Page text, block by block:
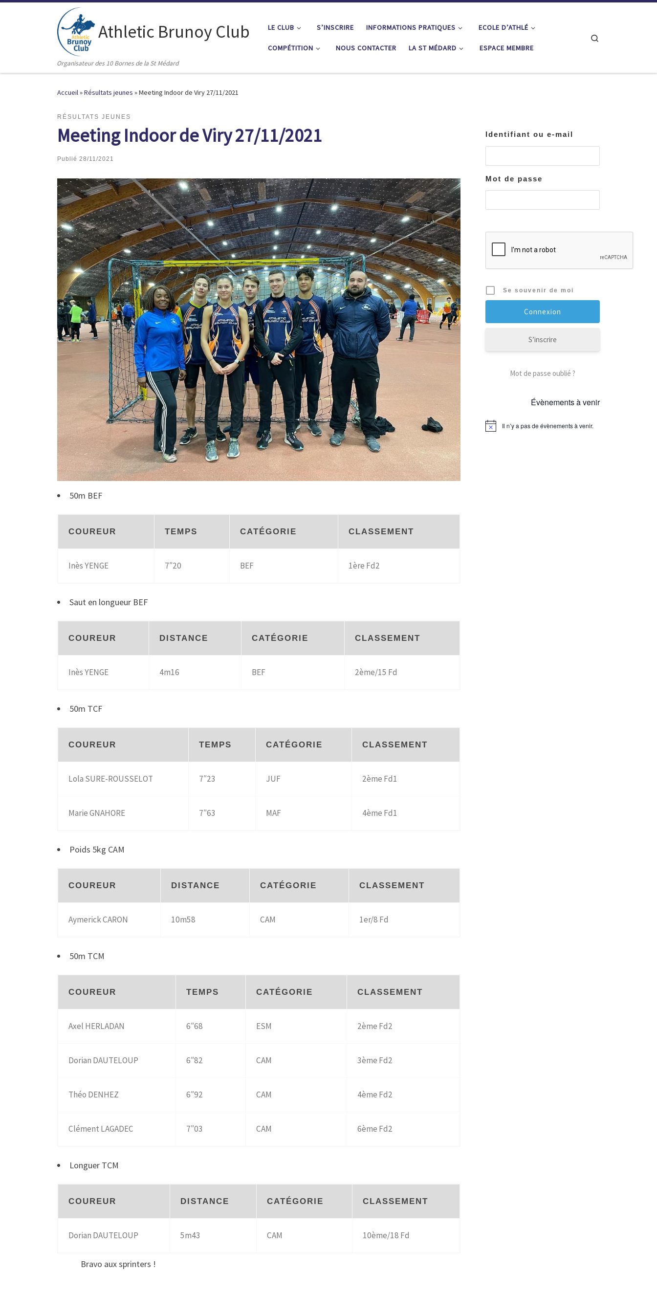
Passer au contenu
Athletic Brunoy Club
Organisateur des 10 Bornes de la St Médard
LE CLUB S’INSCRIRE INFORMATIONS PRATIQUES ECOLE D’ATHLÉ
COMPÉTITION NOUS CONTACTER LA ST MÉDARD ESPACE MEMBRE
Accueil»Résultats jeunes »Meeting Indoor de Viry 27/11/2021
RÉSULTATS JEUNES
Meeting Indoor de Viry 27/11/2021
Publié 28/11/2021
50m BEF
COUREUR TEMPS CATÉGORIE CLASSEMENT
Inès YENGE 7″20 BEF 1ère Fd2
Saut en longueur BEF
COUREUR DISTANCE CATÉGORIE CLASSEMENT
Inès YENGE 4m16 BEF 2ème/15 Fd
50m TCF
COUREUR TEMPS CATÉGORIE CLASSEMENT
Lola SURE-ROUSSELOT 7″23 JUF 2ème Fd1
Marie GNAHORE 7″63 MAF 4ème Fd1
Poids 5kg CAM
COUREUR DISTANCE CATÉGORIE CLASSEMENT
Aymerick CARON 10m58 CAM 1er/8 Fd
50m TCM
COUREUR TEMPS CATÉGORIE CLASSEMENT
Axel HERLADAN 6″68 ESM 2ème Fd2
Dorian DAUTELOUP 6″82 CAM 3ème Fd2
Théo DENHEZ 6″92 CAM 4ème Fd2
Clément LAGADEC 7″03 CAM 6ème Fd2
Longuer TCM
COUREUR DISTANCE CATÉGORIE CLASSEMENT
Dorian DAUTELOUP 5m43 CAM 10ème/18 Fd
Bravo aux sprinters !
Identifiant ou e-mail
Mot de passe
Se souvenir de moi
S’inscrire
Mot de passe oublié ?
Évènements à venir
Il n’y a pas de évènements à venir.